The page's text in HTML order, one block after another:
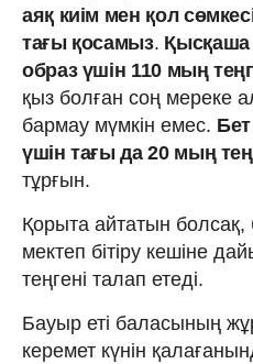
аяқ киім мен қол
тағы қосамыз. Қысқаша
образ үшін 110 мың
қыз болған соң мереке
бармау мүмкін емес.
үшін тағы да 20 мың
тұрғын.
Қорыта айтатын болсақ,
мектеп бітіру кешіне
теңгені талап етеді.
Бауыр еті баласының
керемет күнін